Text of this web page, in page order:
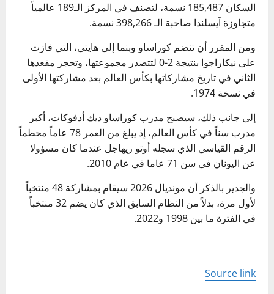
السكان 185,487 نسمة، لتصنف في المركز الـ189 عالمياً
متجاوزة آيسلندا صاحبة الـ 398,266 نسمة.
ومن المقرر أن تنضم كوراساو وبنما إلى هايتي، التي فازت
على نيكاراجوا بنتيجة 2-0 لتتصدر مجموعتها، وتحجز مقعدها
الثاني في تاريخ مشاركاتها بكأس العالم بعد مشاركتها الأولى
في نسخة 1974.
إلى جانب ذلك، سيصبح مدرب كوراساو ديك أدفوكات، أكبر
مدرب سناً في كأس العالم، إذ يبلغ من العمر 78 عاماً محطماً
الرقم القياسي الذي سجله أوتو ريهاجل عندما كان مسؤولا
عن اليونان في سن 71 عاما في عام 2010.
والجدير بالذكر أن مونديال 2026 سيقام بمشاركة 48 منتخباً
لأول مرة، بدلاً من النظام السابق الذي كان يضم 32 منتخباً
في الفترة ما بين 1998 و2022.
Source link